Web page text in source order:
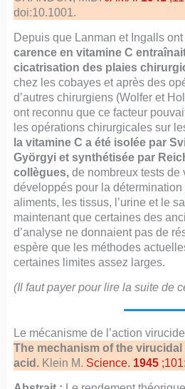
doi:10.1001.
Depuis que Lanman et Ingalls ont
carence en vitamine C
cicatrisation des plaies
chez les cobayes et après des
d’autres chirurgiens (Wolfer et
ont reconnu que ce facteur
les opérations chirurgicales sur
la vitamine C a été isolée par
Györgyi et synthétisée par
collègues,de nombreux tests de
développés pour la
aliments, les tissus, l’urine et le
maintenant que certaines des
d’analyse ne donnaient pas de
espère que les méthodes
certaines limites assez larges.
(Il faut payer pour lire la suite de
Le mécanisme de l’action
The mechanism of the
acid.Klein M. Science. 1945